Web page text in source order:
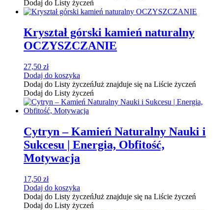
Dodaj do Listy życzeń
Kryształ górski kamień naturalny
OCZYSZCZANIE
27,50 zł
Dodaj do koszyka
Dodaj do Listy życzeńJuż znajduje się na Liście życzeń
Dodaj do Listy życzeń
Cytryn – Kamień Naturalny Nauki i
Sukcesu | Energia, Obfitość,
Motywacja
17,50 zł
Dodaj do koszyka
Dodaj do Listy życzeńJuż znajduje się na Liście życzeń
Dodaj do Listy życzeń